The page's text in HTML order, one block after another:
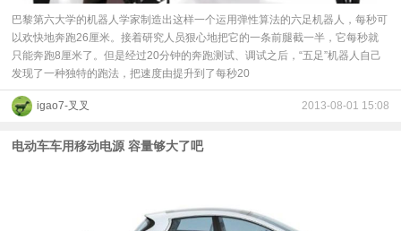
巴黎第六大学的机器人学家制造出这样一个运用弹性算法的六足机器人，每秒可
以欢快地奔跑26厘米。接着研究人员狠心地把它的一条前腿截一半，它每秒就
只能奔跑8厘米了。但是经过20分钟的奔跑测试、调试之后，“五足”机器人自己
发现了一种独特的跑法，把速度由提升到了每秒20
igao7-叉叉 2013-08-01 15:08
电动车车用移动电源 容量够大了吧